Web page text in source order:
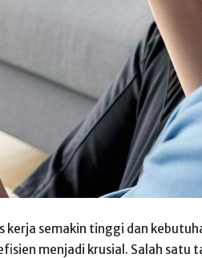
kerja semakin tinggi dan
menjadi krusial. Salah satu